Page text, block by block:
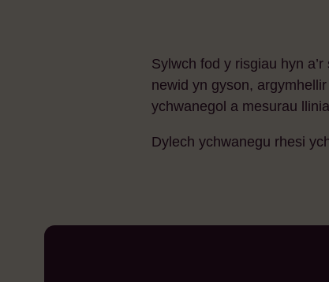
Sylwch fod y risgiau hyn
newid yn gyson,
ychwanegol a mesurau
Dylech ychwanegu rhesi